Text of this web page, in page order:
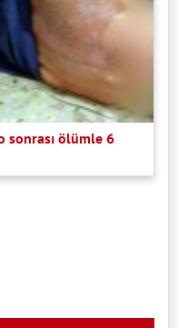
sonrası ölümle 6